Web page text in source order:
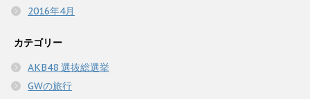
2016年4月
カテゴリー
AKB48 選抜総選挙
GWの旅行